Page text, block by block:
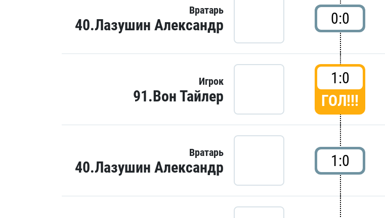
Вратарь
40.Лазушин Александр 0:0
Игрок
91.Вон Тайлер
1:0
ГОЛ!!!
Вратарь
40.Лазушин Александр 1:0